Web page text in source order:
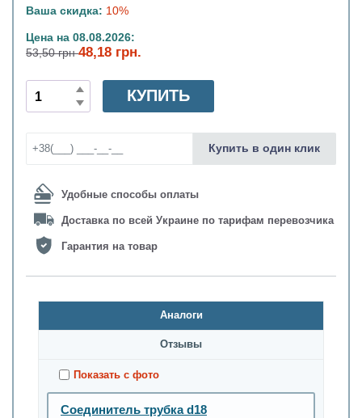
Ваша скидка: 10%
Цена на 08.08.2026:
53,50 грн48,18 грн.
Удобные способы оплаты
Доставка по всей Украине по тарифам перевозчика
Гарантия на товар
КУПИТЬ
Купить в один клик
Аналоги
Oтзывы
Показать с фото
Соединитель трубка d18